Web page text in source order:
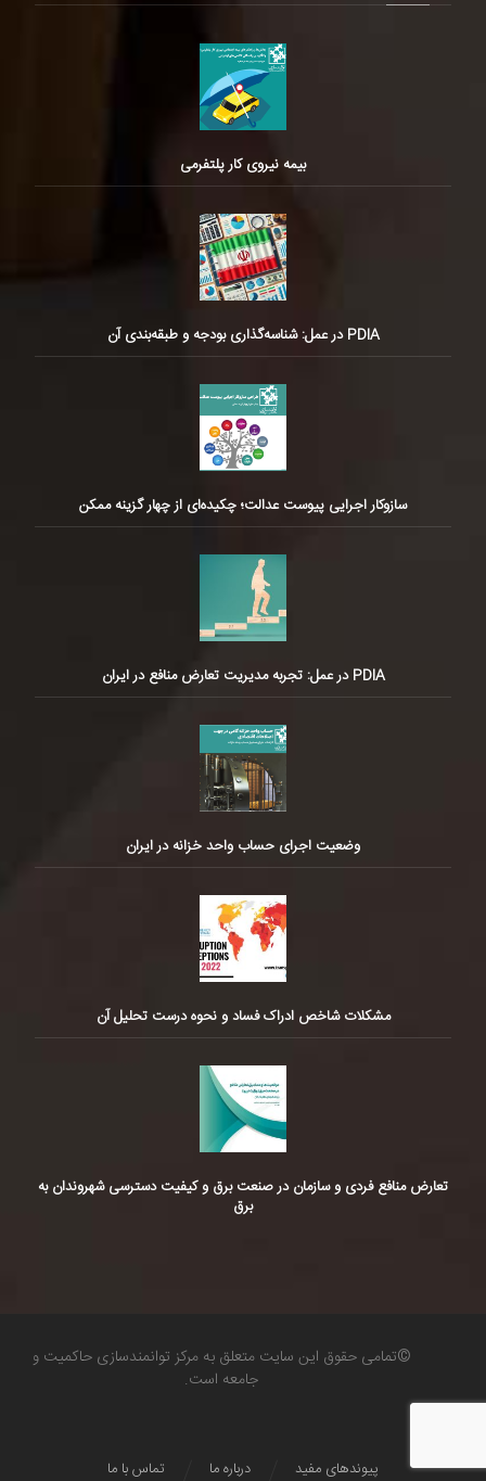
بیمه نیروی کار پلتفرمی
PDIA در عمل: شناسه‌گذاری بودجه و طبقه‌بندی آن
سازوکار اجرایی پیوست عدالت؛ چکیده‌ای از چهار گزینه ممکن
PDIA در عمل: تجربه مدیریت تعارض منافع در ایران
وضعیت اجرای حساب واحد خزانه در ایران
مشکلات شاخص ادراک فساد و نحوه درست تحلیل آن
تعارض منافع فردی و سازمان در صنعت برق و کیفیت دسترسی شهروندان به
برق
©تمامی حقوق این سایت متعلق به مرکز توانمندسازی حاکمیت و
جامعه است.
تماس با ما درباره ما پیوندهای مفید